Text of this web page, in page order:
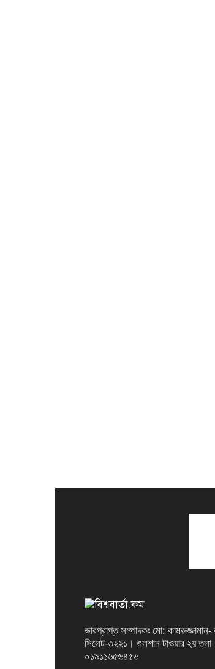
ভারপ্রাপ্ত সম্পাদকঃ মো: কামরুজ্জামান-
সিলেট-৩২২১। গুলশান টাওয়ার ২য়
০১৯১১৬৫৬৪৫৬